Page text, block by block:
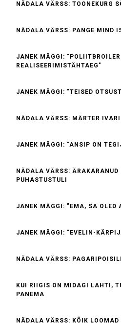
NÄDALA VÄRSS: TOONEKURG
NÄDALA VÄRSS: PANGE MIND
JANEK MÄGGI:
REALISEERIMISTÄHTAEG"
JANEK MÄGGI: "TEISED
NÄDALA VÄRSS: MÄRTER
JANEK MÄGGI: "ANSIP ON
NÄDALA VÄRSS: ÄRAKARANUD
PUHASTUSTULI
JANEK MÄGGI: "EMA, SA OLED
JANEK MÄGGI: "EVELIN-
NÄDALA VÄRSS:
KUI RIIGIS ON MIDAGI LAHTI,
PANEMA
NÄDALA VÄRSS: KÕIK